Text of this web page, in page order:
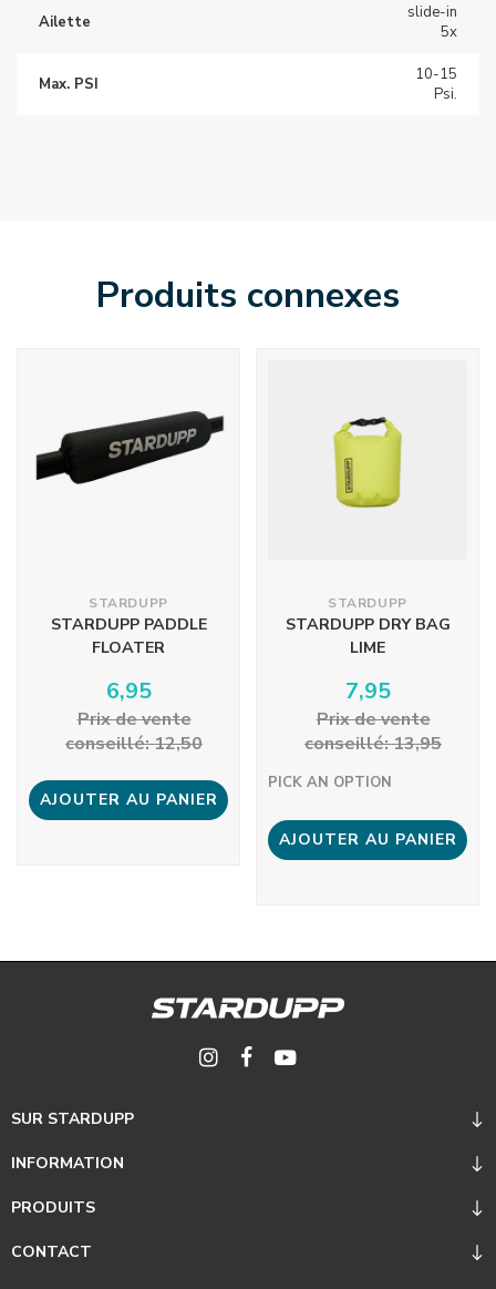
Ailette
slide-in
5x
Max. PSI
10-15
Psi.
Produits connexes
STARDUPP
STARDUPP PADDLE
FLOATER
6,95
Prix ​​de vente
conseillé: 12,50
AJOUTER AU PANIER
STARDUPP
STARDUPP DRY BAG
LIME
7,95
Prix ​​de vente
conseillé: 13,95
PICK AN OPTION
AJOUTER AU PANIER
SUR STARDUPP
INFORMATION
PRODUITS
CONTACT